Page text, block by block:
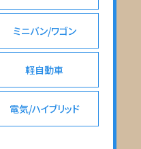
ミニバン/ワゴン
軽自動車
電気/ハイブリッド